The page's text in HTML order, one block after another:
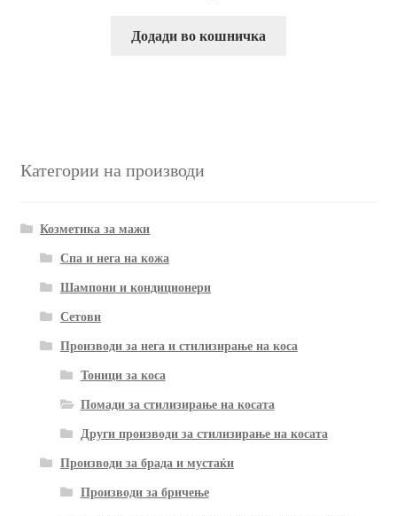
Додади во кошничка
Категории на производи
Козметика за мажи
Спа и нега на кожа
Шампони и кондиционери
Сетови
Производи за нега и стилизирање на коса
Тоници за коса
Помади за стилизирање на косата
Други производи за стилизирање на косата
Производи за брада и мустаќи
Производи за бричење